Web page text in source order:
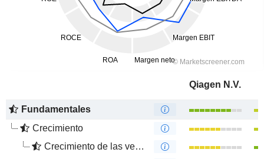
Qiagen N.V.
Fundamentales
Crecimiento
Crecimiento de las ventas